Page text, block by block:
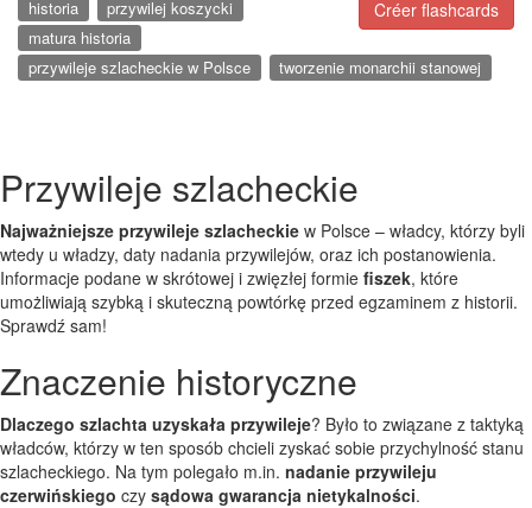
Créer flashcards
historia
przywilej koszycki
matura historia
przywileje szlacheckie w Polsce
tworzenie monarchii stanowej
Przywileje szlacheckie
Najważniejsze przywileje szlacheckie w Polsce – władcy, którzy byli
wtedy u władzy, daty nadania przywilejów, oraz ich postanowienia.
Informacje podane w skrótowej i zwięzłej formie fiszek, które
umożliwiają szybką i skuteczną powtórkę przed egzaminem z historii.
Sprawdź sam!
Znaczenie historyczne
Dlaczego szlachta uzyskała przywileje? Było to związane z taktyką
władców, którzy w ten sposób chcieli zyskać sobie przychylność stanu
szlacheckiego. Na tym polegało m.in. nadanie przywileju
czerwińskiego czy sądowa gwarancja nietykalności.